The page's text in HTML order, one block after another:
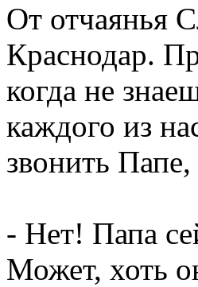
От отчаянья
Краснодар.
когда не
каждого из
звонить
- Нет! Папа
Может, хоть